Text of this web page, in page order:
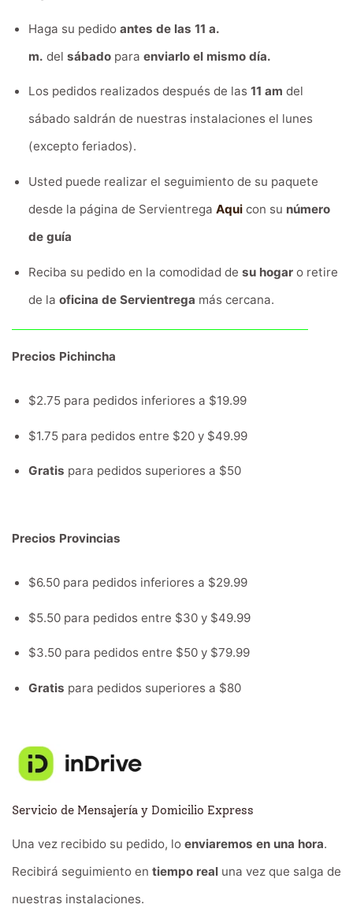
Haga su pedido antes de las 11 a.
m. del sábadopara enviarlo el mismo día.
Los pedidos realizados después de las 11 am del
sábado saldrán de nuestras instalaciones el lunes
(excepto feriados).
Usted puede realizar el seguimiento de su paquete
desde la página de Servientrega Aquicon su número
de guía
Reciba su pedido en la comodidad de su hogaro retire
de la oficina de Servientrega más cercana.
Precios Pichincha
$2.75 para pedidos inferiores a $19.99
$1.75 para pedidos entre $20 y $49.99
Gratis para pedidos superiores a $50
Precios Provincias
$6.50 para pedidos inferiores a $29.99
$5.50 para pedidos entre $30 y $49.99
$3.50 para pedidos entre $50 y $79.99
Gratis para pedidos superiores a $80
Servicio de Mensajería y Domicilio Express
Una vez recibido su pedido, lo enviaremos en una hora.
Recibirá seguimiento en tiempo real una vez que salga de
nuestras instalaciones.